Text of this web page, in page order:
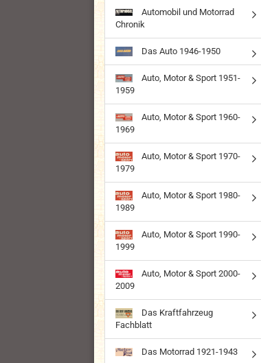
Automobil und Motorrad
Chronik
Das Auto 1946-1950
Auto, Motor & Sport 1951-
1959
Auto, Motor & Sport 1960-
1969
Auto, Motor & Sport 1970-
1979
Auto, Motor & Sport 1980-
1989
Auto, Motor & Sport 1990-
1999
Auto, Motor & Sport 2000-
2009
Das Kraftfahrzeug
Fachblatt
Das Motorrad 1921-1943